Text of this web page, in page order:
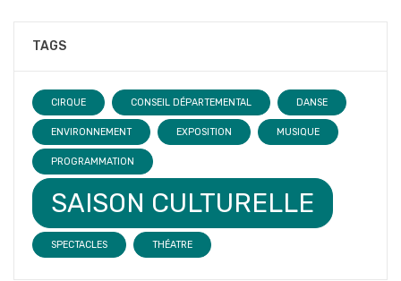
TAGS
CIRQUE CONSEIL DÉPARTEMENTAL DANSE
ENVIRONNEMENT EXPOSITION MUSIQUE
PROGRAMMATION
SAISON CULTURELLE
SPECTACLES THÉATRE